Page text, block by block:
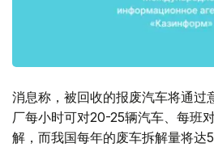
消息称，被回收的报废汽车将通过
厂每小时可对20-25辆汽车、每班
解，而我国每年的废车拆解量将达5